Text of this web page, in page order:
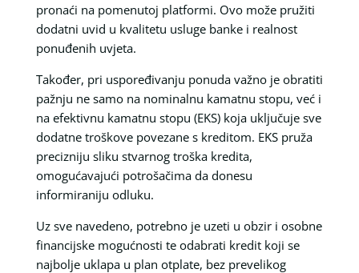
pronaći na pomenutoj platformi. Ovo može pružiti
dodatni uvid u kvalitetu usluge banke i realnost
ponuđenih uvjeta.
Također, pri uspoređivanju ponuda važno je obratiti
pažnju ne samo na nominalnu kamatnu stopu, već i
na efektivnu kamatnu stopu (EKS) koja uključuje sve
dodatne troškove povezane s kreditom. EKS pruža
precizniju sliku stvarnog troška kredita,
omogućavajući potrošačima da donesu
informiraniju odluku.
Uz sve navedeno, potrebno je uzeti u obzir i osobne
financijske mogućnosti te odabrati kredit koji se
najbolje uklapa u plan otplate, bez prevelikog